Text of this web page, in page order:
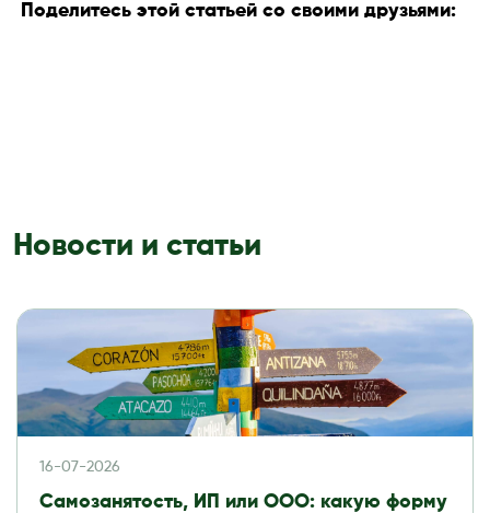
Поделитесь этой статьей со своими друзьями:
Новости и статьи
16-07-2026
Самозанятость, ИП или ООО: какую форму